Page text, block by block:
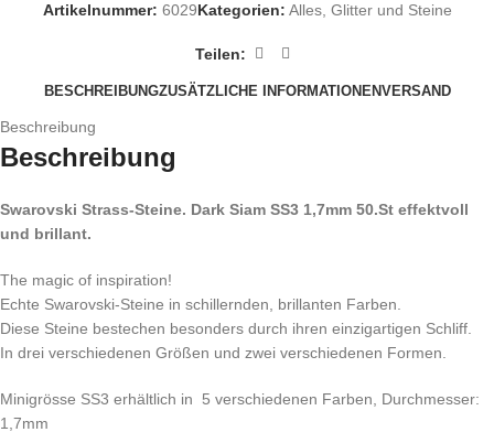
Artikelnummer: 6029Kategorien: Alles, Glitter und Steine
Teilen:
BESCHREIBUNGZUSÄTZLICHE INFORMATIONENVERSAND
Beschreibung
Beschreibung
Swarovski Strass-Steine. Dark Siam SS3 1,7mm 50.St effektvoll
und brillant.
The magic of inspiration!
Echte Swarovski-Steine in schillernden, brillanten Farben.
Diese Steine bestechen besonders durch ihren einzigartigen Schliff.
In drei verschiedenen Größen und zwei verschiedenen Formen.
Minigrösse SS3 erhältlich in 5 verschiedenen Farben, Durchmesser:
1,7mm